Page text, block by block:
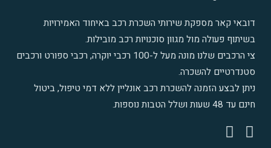
דובאי קאר מספקת שירותי השכרת רכב באיחוד האמירויות
בשיתוף פעולה מול מגוון סוכנויות רכב מובילות.
צי הרכבים שלנו מונה מעל ל-100 רכבי יוקרה
, רכבי ספורט ורכבים
סטנדרטיים להשכרה.
ניתן לבצע הזמנה להשכרת רכב אונליין ללא דמי טיפול, ביטול
חינם עד 48 שעות ושלל הטבות נוספות.